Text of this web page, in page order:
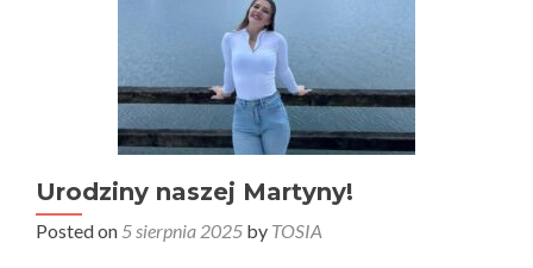
Urodziny naszej Martyny!
Posted on 5 sierpnia 2025 by TOSIA